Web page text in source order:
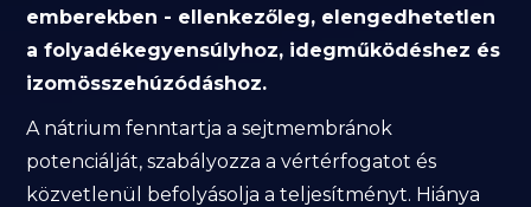
emberekben - ellenkezőleg, elengedhetetlen
a folyadékegyensúlyhoz, idegműködéshez és
izomösszehúzódáshoz.
A nátrium fenntartja a sejtmembránok
potenciálját, szabályozza a vértérfogatot és
közvetlenül befolyásolja a teljesítményt. Hiánya